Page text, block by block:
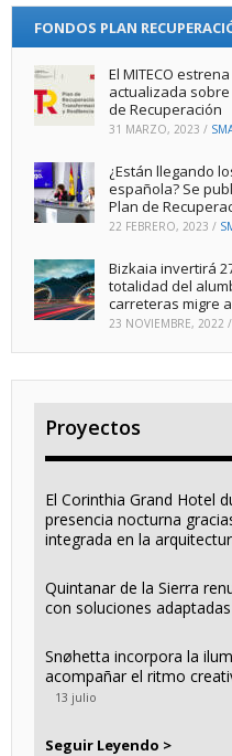
FONDOS PLAN
El MITECO
actualizada
de Recuperación
31 MARZO, 2023 /
¿Están llegando
española? Se
Plan de
22 FEBRERO, 2023 /
Bizkaia invertirá
totalidad del
carreteras migre a
23 NOVIEMBRE, 2022 /
Proyectos
El Corinthia Grand Hotel
presencia nocturna
integrada en la
Quintanar de la Sierra
con soluciones
Snøhetta incorpora la
acompañar el ritmo
13 julio
Seguir Leyendo >